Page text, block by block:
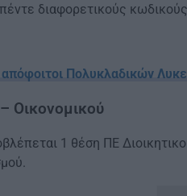
διαφορετικούς
Πολυκλαδικών
Οικονομικού
1 θέση ΠΕ